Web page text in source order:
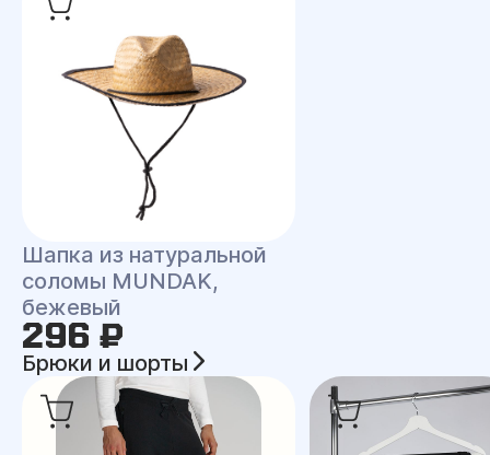
Шапка из натуральной
соломы MUNDAK,
бежевый
296 ₽
Брюки и шорты